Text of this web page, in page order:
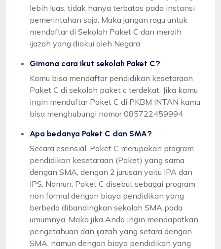
lebih luas, tidak hanya terbatas pada instansi
pemerintahan saja. Maka jangan ragu untuk
mendaftar di Sekolah Paket C dan meraih
ijazah yang diakui oleh Negara
Gimana cara ikut sekolah Paket C?
Kamu bisa mendaftar pendidikan kesetaraan
Paket C di sekolah paket c terdekat. Jika kamu
ingin mendaftar Paket C di PKBM INTAN kamu
bisa menghubungi nomor 085722459994
Apa bedanya Paket C dan SMA?
Secara esensial, Paket C merupakan program
pendidikan kesetaraan (Paket) yang sama
dengan SMA, dengan 2 jurusan yaitu IPA dan
IPS. Namun, Paket C disebut sebagai program
non formal dengan biaya pendidikan yang
berbeda dibandingkan sekolah SMA pada
umumnya. Maka jika Anda ingin mendapatkan
pengetahuan dan ijazah yang setara dengan
SMA, namun dengan biaya pendidikan yang